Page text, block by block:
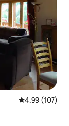
レビュー107
4.99 (107)